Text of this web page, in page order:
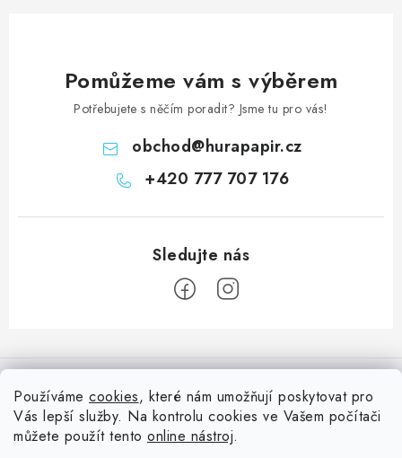
Používáme cookies, které nám umožňují poskytovat pro
Vás lepší služby. Na kontrolu cookies ve Vašem počítači
můžete použít tento online nástroj.
Pomůžeme vám s výběrem
Potřebujete s něčím poradit? Jsme tu pro vás!
obchod@hurapapir.cz
+420 777 707 176
á
Doprava
Nepřehlédněte